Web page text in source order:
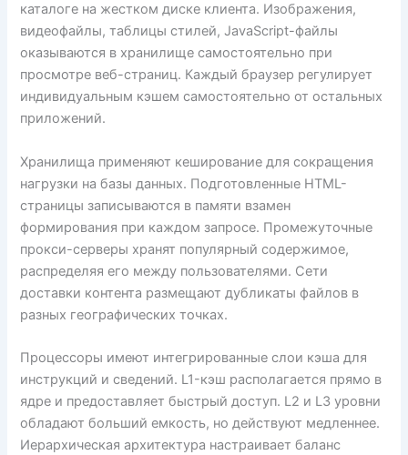
каталоге на жестком диске клиента. Изображения,
видеофайлы, таблицы стилей, JavaScript-файлы
оказываются в хранилище самостоятельно при
просмотре веб-страниц. Каждый браузер регулирует
индивидуальным кэшем самостоятельно от остальных
приложений.
Хранилища применяют кеширование для сокращения
нагрузки на базы данных. Подготовленные HTML-
страницы записываются в памяти взамен
формирования при каждом запросе. Промежуточные
прокси-серверы хранят популярный содержимое,
распределяя его между пользователями. Сети
доставки контента размещают дубликаты файлов в
разных географических точках.
Процессоры имеют интегрированные слои кэша для
инструкций и сведений. L1-кэш располагается прямо в
ядре и предоставляет быстрый доступ. L2 и L3 уровни
обладают больший емкость, но действуют медленнее.
Иерархическая архитектура настраивает баланс